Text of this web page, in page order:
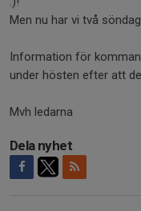
Men nu har vi två
Information för
under hösten efter att
Mvh ledarna
Dela nyhet